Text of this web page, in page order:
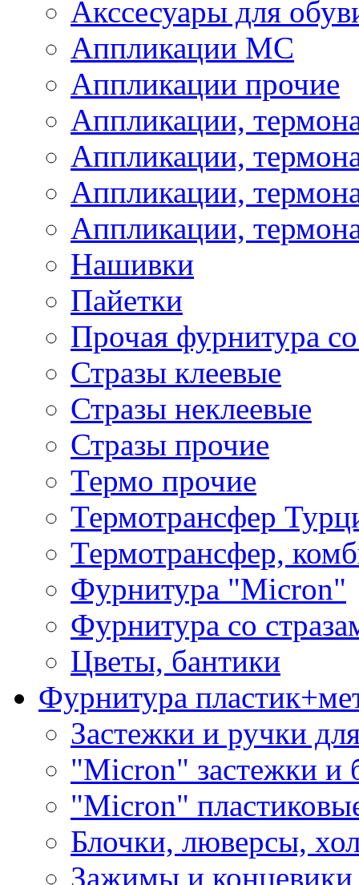
Акссесуары для
Аппликации МС
Аппликации прочие
Аппликации,
Аппликации,
Аппликации,
Аппликации,
Нашивки
Пайетки
Прочая фурнитура
Стразы клеевые
Стразы неклеевые
Стразы прочие
Термо прочие
Термотрансфер
Термотрансфер,
Фурнитура "Micron"
Фурнитура со
Цветы, бантики
Фурнитура
Застежки и ручки
"Micron" застежки и
"Micron"
Блочки, люверсы,
Зажимы и концевики